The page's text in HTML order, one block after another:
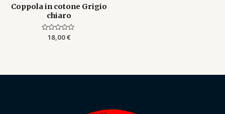
Coppola in cotone Grigio
chiaro
Rated
18,00€